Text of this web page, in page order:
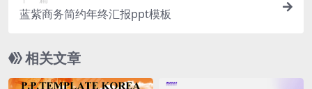
蓝紫商务简约年终汇报ppt模板
相关文章